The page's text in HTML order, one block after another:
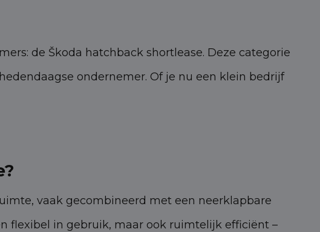
de Škoda hatchback shortlease. Deze categorie
ondernemer. Of je nu een klein bedrijf
vaak gecombineerd met een neerklapbare
flexibel in gebruik, maar ook ruimtelijk efficiënt –